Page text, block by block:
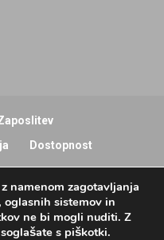
Dostopnost
namenom zagotavljanja
sistemov in
ne bi mogli nuditi. Z
s piškotki.